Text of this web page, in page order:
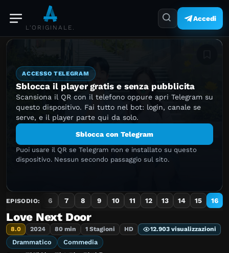
L'ORIGINALE.
Accedi
ACCESSO TELEGRAM
Sblocca il player gratis e senza pubblicita
Scansiona il QR con il telefono oppure apri Telegram su
questo dispositivo. Fai tutto nel bot: login, canale se
serve, e il player parte qui da solo.
Sblocca con Telegram
Puoi usare il QR se Telegram non e installato su questo
dispositivo. Nessun secondo passaggio sul sito.
EPISODIO:
4 5 6 7 8 9 10 11 12 13 14 15 16
Love Next Door
8.0 2024 80 min 1 Stagioni HD 12.903 visualizzazioni
Drammatico Commedia